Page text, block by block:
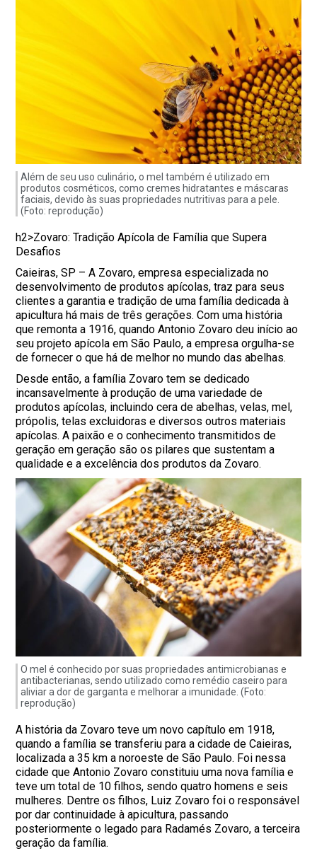
Além de seu uso culinário, o mel também é utilizado em
produtos cosméticos, como cremes hidratantes e máscaras
faciais, devido às suas propriedades nutritivas para a pele.
(Foto: reprodução)
h2>Zovaro: Tradição Apícola de Família que Supera
Desafios
Caieiras, SP – A Zovaro, empresa especializada no
desenvolvimento de produtos apícolas, traz para seus
clientes a garantia e tradição de uma família dedicada à
apicultura há mais de três gerações. Com uma história
que remonta a 1916, quando Antonio Zovaro deu início ao
seu projeto apícola em São Paulo, a empresa orgulha-se
de fornecer o que há de melhor no mundo das abelhas.
Desde então, a família Zovaro tem se dedicado
incansavelmente à produção de uma variedade de
produtos apícolas, incluindo cera de abelhas, velas, mel,
própolis, telas excluidoras e diversos outros materiais
apícolas. A paixão e o conhecimento transmitidos de
geração em geração são os pilares que sustentam a
qualidade e a excelência dos produtos da Zovaro.
O mel é conhecido por suas propriedades antimicrobianas e
antibacterianas, sendo utilizado como remédio caseiro para
aliviar a dor de garganta e melhorar a imunidade. (Foto:
reprodução)
A história da Zovaro teve um novo capítulo em 1918,
quando a família se transferiu para a cidade de Caieiras,
localizada a 35 km a noroeste de São Paulo. Foi nessa
cidade que Antonio Zovaro constituiu uma nova família e
teve um total de 10 filhos, sendo quatro homens e seis
mulheres. Dentre os filhos, Luiz Zovaro foi o responsável
por dar continuidade à apicultura, passando
posteriormente o legado para Radamés Zovaro, a terceira
geração da família.